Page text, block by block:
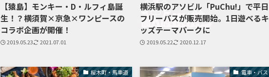
【猿島】モンキー・D・ルフィ島誕
生！？横須賀×京急×ワンピースの
コラボ企画が開催！
2019.05.23 2021.07.01
横浜駅のアソビル「PuChu!」で平日
フリーパスが販売開始。1日遊べるキ
ッズテーマパークに
2019.05.22 2020.12.17
桜木町・馬車道 電車・バス